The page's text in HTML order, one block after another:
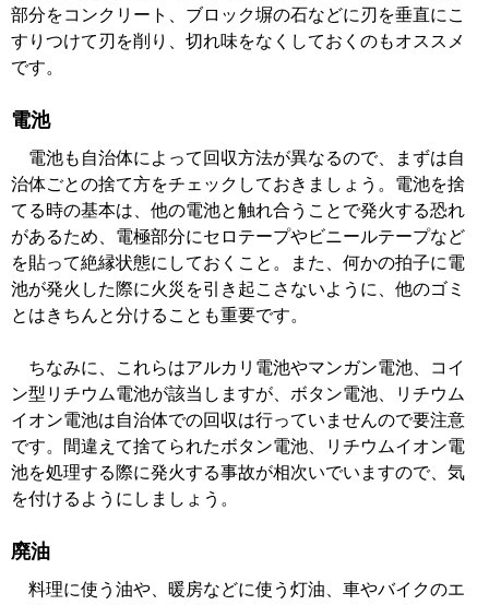
部分をコンクリート、ブロック塀の石などに刃を垂直にこ
すりつけて刃を削り、切れ味をなくしておくのもオススメ
です。
電池
電池も自治体によって回収方法が異なるので、まずは自
治体ごとの捨て方をチェックしておきましょう。電池を捨
てる時の基本は、他の電池と触れ合うことで発火する恐れ
があるため、電極部分にセロテープやビニールテープなど
を貼って絶縁状態にしておくこと。また、何かの拍子に電
池が発火した際に火災を引き起こさないように、他のゴミ
とはきちんと分けることも重要です。
ちなみに、これらはアルカリ電池やマンガン電池、コイ
ン型リチウム電池が該当しますが、ボタン電池、リチウム
イオン電池は自治体での回収は行っていませんので要注意
です。間違えて捨てられたボタン電池、リチウムイオン電
池を処理する際に発火する事故が相次いでいますので、気
を付けるようにしましょう。
廃油
料理に使う油や、暖房などに使う灯油、車やバイクのエ